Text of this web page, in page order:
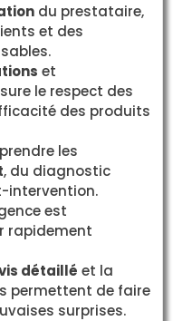
du prestataire,
et des
et
le respect des
des produits
les
, du diagnostic
intervention.
est
rapidement
détaillé et la
permettent de faire
surprises.